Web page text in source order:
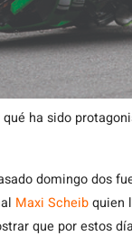
ha sido
domingo dos
Maxi Scheibquien
que por estos